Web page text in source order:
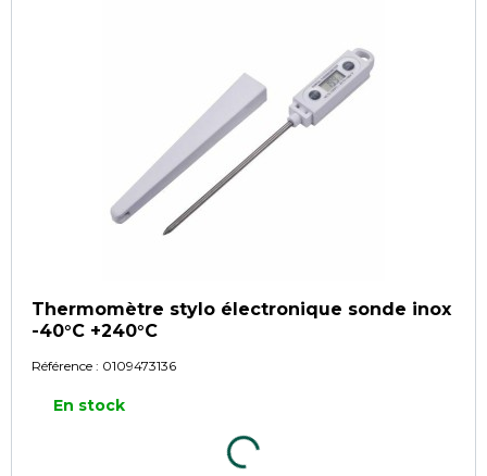
Thermomètre stylo électronique sonde inox
-40°C +240°C
Référence : 0109473136
En stock